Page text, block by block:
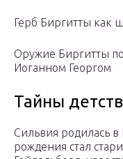
Герб Биргитты как
Оружие Биргитты
Иоганном Георгом
Тайны
Сильвия родилась
рождения стал